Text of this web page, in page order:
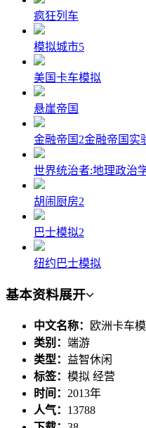
疯狂列车
模拟城市5
美国卡车模拟
悬崖帝国
金融帝国2金融帝国实
世界统治者:地理政治
胡闹厨房2
巴士模拟2
纽约巴士模拟
基本资料展开
中文名称：
欧洲卡车
类别： 端游
类型： 益智休闲
标签： 模拟 经营
时间： 2013年
人气： 13788